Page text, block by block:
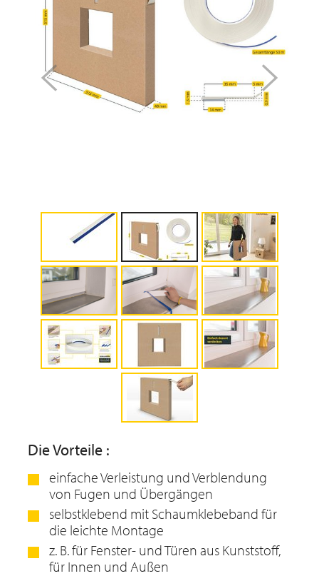
Die Vorteile :
einfache Verleistung und Verblendung
von Fugen und Übergängen
selbstklebend mit Schaumklebeband für
die leichte Montage
z. B. für Fenster- und Türen aus Kunststoff,
für Innen und Außen